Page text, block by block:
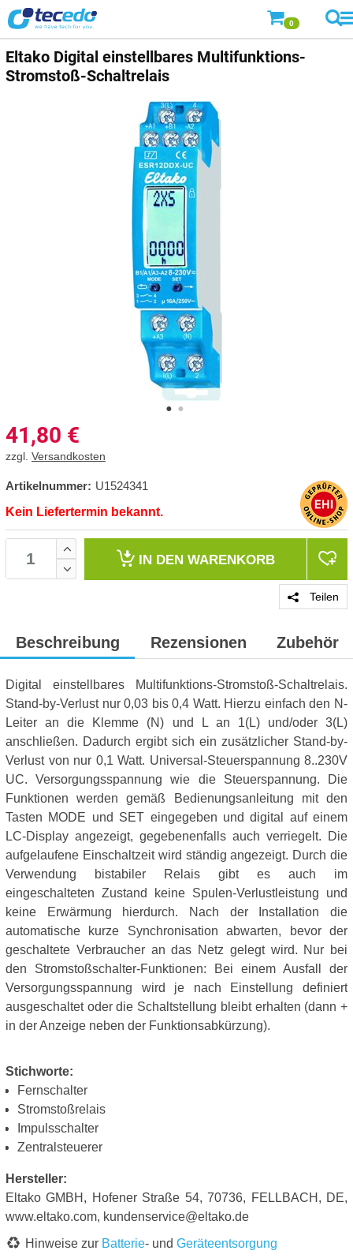
0
Eltako Digital einstellbares Multifunktions-
Stromstoß-Schaltrelais
41,80 €
zzgl. Versandkosten
Artikelnummer: U1524341
Kein Liefertermin bekannt.
IN DEN WARENKORB
Teilen
Beschreibung Rezensionen Zubehör
Digital einstellbares Multifunktions-Stromstoß-Schaltrelais.
Stand-by-Verlust nur 0,03 bis 0,4 Watt. Hierzu einfach den N-
Leiter an die Klemme (N) und L an 1(L) und/oder 3(L)
anschließen. Dadurch ergibt sich ein zusätzlicher Stand-by-
Verlust von nur 0,1 Watt. Universal-Steuerspannung 8..230V
UC. Versorgungsspannung wie die Steuerspannung. Die
Funktionen werden gemäß Bedienungsanleitung mit den
Tasten MODE und SET eingegeben und digital auf einem
LC-Display angezeigt, gegebenenfalls auch verriegelt. Die
aufgelaufene Einschaltzeit wird ständig angezeigt. Durch die
Verwendung bistabiler Relais gibt es auch im
eingeschalteten Zustand keine Spulen-Verlustleistung und
keine Erwärmung hierdurch. Nach der Installation die
automatische kurze Synchronisation abwarten, bevor der
geschaltete Verbraucher an das Netz gelegt wird. Nur bei
den Stromstoßschalter-Funktionen: Bei einem Ausfall der
Versorgungsspannung wird je nach Einstellung definiert
ausgeschaltet oder die Schaltstellung bleibt erhalten (dann +
in der Anzeige neben der Funktionsabkürzung).
Stichworte:
Fernschalter
Stromstoßrelais
Impulsschalter
Zentralsteuerer
Hersteller:
Eltako GMBH, Hofener Straße 54, 70736, FELLBACH, DE,
www.eltako.com, kundenservice@eltako.de
Hinweise zur Batterie- und Geräteentsorgung